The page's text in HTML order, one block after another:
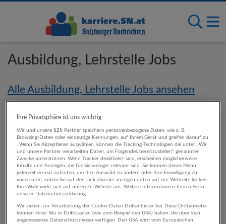
Ausbildung, Lehrstelle Jobs
Alle Ausbildung, Lehrstelle Jobs ansehen
An diesen Standorten sind Ausbildung,
Lehrstelle-Jobs verfügbar
Salzburg
Tirol
Vorarlberg
Ihre Privatsphäre ist uns wichtig
Wir und unsere525 Partner speichern personenbezogene Daten, wie z. B.
Browsing-Daten oder eindeutige Kennungen, auf Ihrem Gerät und greifen darauf zu
. Wenn Sie Akzeptieren auswählen, können die Tracking-Technologien die unter „Wir
und unsere Partner verarbeiten Daten, um Folgendes bereitzustellen“ genannten
Zwecke unterstützen. Wenn Tracker deaktiviert sind, erscheinen möglicherweise
Inhalte und Anzeigen, die für Sie weniger relevant sind. Sie können dieses Menü
jederzeit erneut aufrufen, um Ihre Auswahl zu ändern oder Ihre Einwilligung zu
widerrufen, indem Sie auf den Link Zwecke anzeigen unten auf der Webseite klicken.
Ihre Wahl wirkt sich auf unsere/n Website aus. Weitere Informationen finden Sie in
unserer Datenschutzerklärung.
Wir ziehen zur Verarbeitung der Cookie-Daten Drittanbieter bei. Diese Drittanbieter
können ihren Sitz in Drittstaaten (wie zum Beispiel den USA) haben, die über kein
angemessenes Datenschutzniveau verfügen. Den USA wird vom Europäischen